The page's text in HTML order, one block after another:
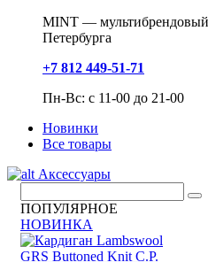
MINT — мультибрендовый
Петербурга
+7 812 449-51-71
Пн-Вс: с 11-00 до 21-00
Новинки
Все товары
Аксессуары
ПОПУЛЯРНОЕ
НОВИНКА